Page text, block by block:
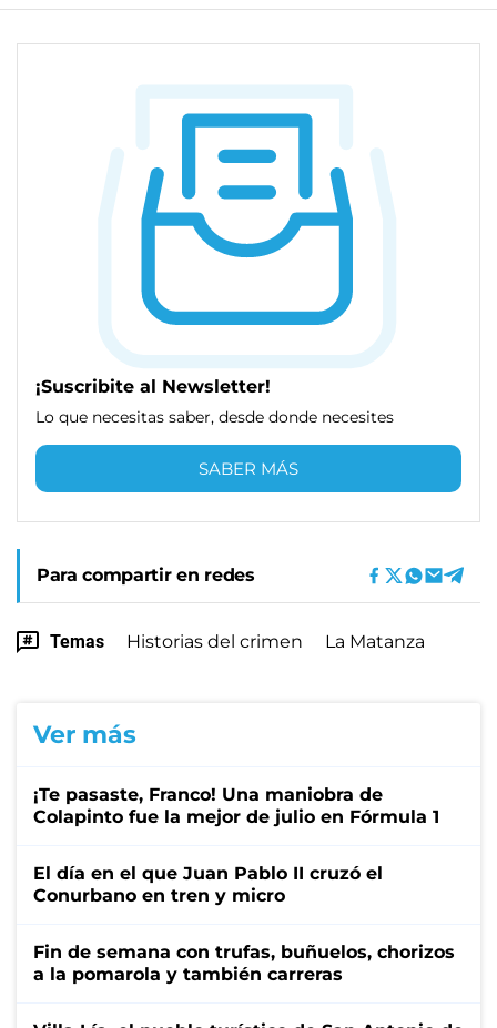
¡Suscribite al Newsletter!
Lo que necesitas saber, desde donde necesites
SABER MÁS
Para compartir en redes
Temas Historias del crimen La Matanza
Ver más
¡Te pasaste, Franco! Una maniobra de
Colapinto fue la mejor de julio en Fórmula 1
El día en el que Juan Pablo II cruzó el
Conurbano en tren y micro
Fin de semana con trufas, buñuelos, chorizos
a la pomarola y también carreras